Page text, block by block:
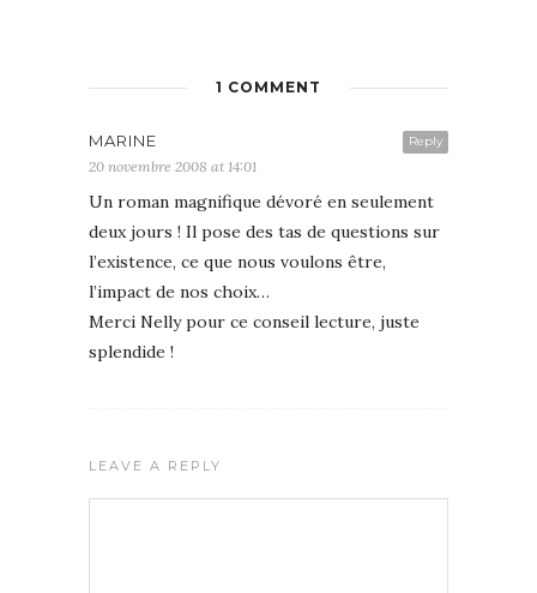
1 COMMENT
Reply
MARINE
20 novembre 2008 at 14:01
Un roman magnifique dévoré en seulement
deux jours ! Il pose des tas de questions sur
l’existence, ce que nous voulons être,
l’impact de nos choix…
Merci Nelly pour ce conseil lecture, juste
splendide !
LEAVE A REPLY